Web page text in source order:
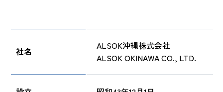
社名
ALSOK沖縄株式会社
ALSOK OKINAWA CO., LTD.